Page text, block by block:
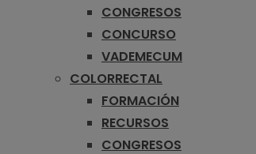
CONGRESOS
CONCURSO
VADEMECUM
COLORRECTAL
FORMACIÓN
RECURSOS
CONGRESOS